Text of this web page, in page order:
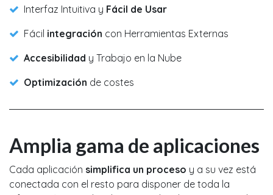
Interfaz Intuitiva y Fácil de Usar
Fácil integración con Herramientas Externas
Accesibilidad y Trabajo en la Nube
Optimización de costes
Amplia gama de aplicaciones
Cada aplicación simplifica un proceso y a su vez está
conectada con el resto para disponer de toda la